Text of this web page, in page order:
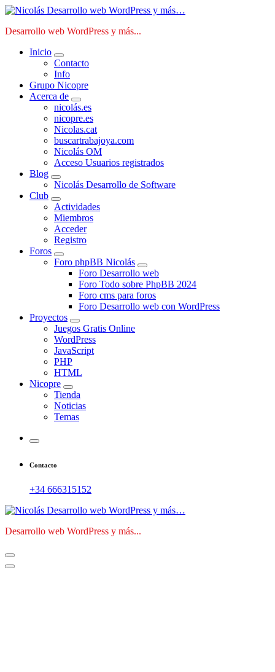
Saltar
contenido
Desarrollo web WordPress y más...
Inicio
Contacto
Info
Grupo Nicopre
Acerca de
nicolás.es
nicopre.es
Nicolas.cat
buscartrabajoya.com
Nicolás OM
Acceso Usuarios registrados
Blog
Nicolás Desarrollo de Software
Club
Actividades
Miembros
Acceder
Registro
Foros
Foro phpBB Nicolás
Foro Desarrollo web
Foro Todo sobre PhpBB 2024
Foro cms para foros
Foro Desarrollo web con WordPress
Proyectos
Juegos Gratis Online
WordPress
JavaScript
PHP
HTML
Nicopre
Tienda
Noticias
Temas
Contacto
+34 666315152
Desarrollo web WordPress y más...